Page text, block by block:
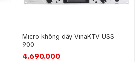
Micro không dây VinaKTV USS-
900
4.690.000